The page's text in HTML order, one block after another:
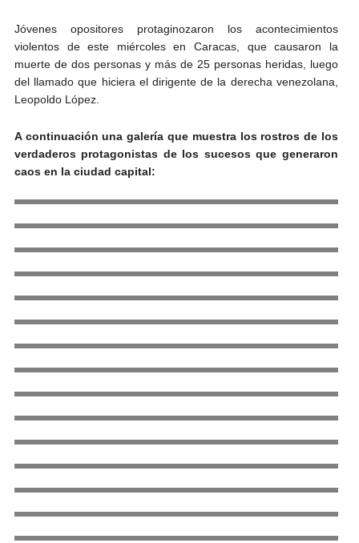
Jóvenes opositores protaginozaron los acontecimientos
violentos de este miércoles en Caracas, que causaron la
muerte de dos personas y más de 25 personas heridas, luego
del llamado que hiciera el dirigente de la derecha venezolana,
Leopoldo López.
A continuación una galería que muestra los rostros de los
verdaderos protagonistas de los sucesos que generaron
caos en la ciudad capital: